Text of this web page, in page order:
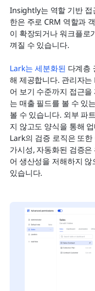
Insightly는 역할 기반 접
한은 주로 CRM 역할과
이 확장되거나 워크플로
껴질 수 있습니다.
Lark는 세분화된 다계층
해 제공합니다. 관리자는
어 보기 수준까지 접근
는 매출 필드를 볼 수 있
볼 수 있습니다. 외부 파
지 않고도 양식을 통해
Lark의 검증 로직은 또
가시성, 자동화된 검증
어 생산성을 저해하지
있습니다.